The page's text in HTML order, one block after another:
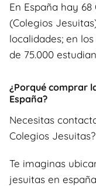
En España hay
(Colegios
localidades; en
de 75.000
¿Porqué comprar
España?
Necesitas
Colegios Jesuitas?
Te imaginas
jesuitas en